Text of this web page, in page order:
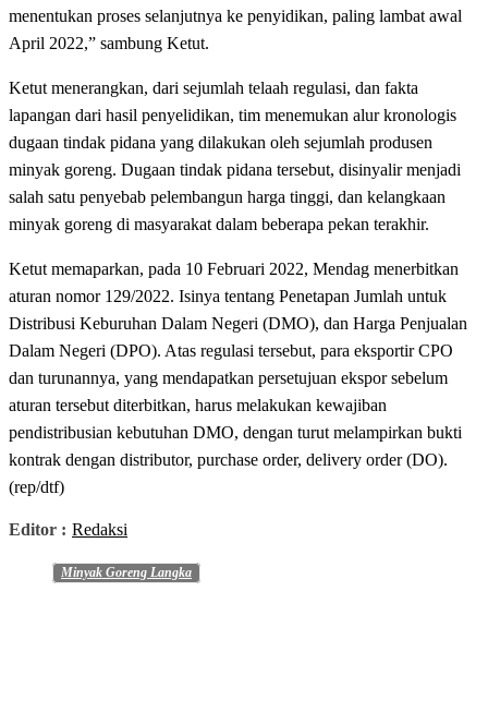
menentukan proses selanjutnya ke penyidikan, paling lambat awal
April 2022,” sambung Ketut.
Ketut menerangkan, dari sejumlah telaah regulasi, dan fakta
lapangan dari hasil penyelidikan, tim menemukan alur kronologis
dugaan tindak pidana yang dilakukan oleh sejumlah produsen
minyak goreng. Dugaan tindak pidana tersebut, disinyalir menjadi
salah satu penyebab pelembangun harga tinggi, dan kelangkaan
minyak goreng di masyarakat dalam beberapa pekan terakhir.
Ketut memaparkan, pada 10 Februari 2022, Mendag menerbitkan
aturan nomor 129/2022. Isinya tentang Penetapan Jumlah untuk
Distribusi Keburuhan Dalam Negeri (DMO), dan Harga Penjualan
Dalam Negeri (DPO). Atas regulasi tersebut, para eksportir CPO
dan turunannya, yang mendapatkan persetujuan ekspor sebelum
aturan tersebut diterbitkan, harus melakukan kewajiban
pendistribusian kebutuhan DMO, dengan turut melampirkan bukti
kontrak dengan distributor, purchase order, delivery order (DO).
(rep/dtf)
Editor : Redaksi
Minyak Goreng Langka